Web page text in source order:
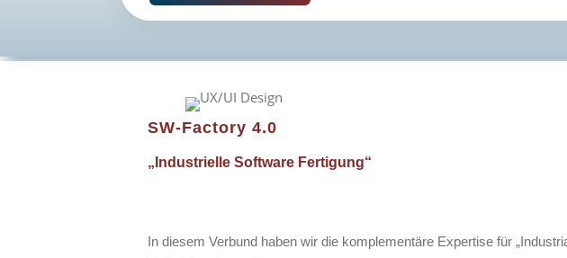
SW-Factory 4.0
„Industrielle Software Fertigung“
In diesem Verbund haben wir die komplementäre Expertise für